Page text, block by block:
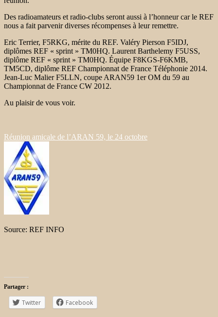
Des radioamateurs et radio-clubs seront aussi à l’honneur car le REF
nous a fait parvenir diverses récompenses à leur remettre.
Eric Terrier, F5RKG, mérite du REF. Valéry Pierson F5IDJ,
diplômes REF « sprint » TM0HQ. Laurent Barthelemy F5USS,
diplôme REF « sprint » TM0HQ. Équipe F8KGS-F6KMB,
TM5CD, diplôme REF Championnat de France Téléphonie 2014.
Jean-Luc Malier F5LLN, coupe ARAN59 1er OM du 59 au
Championnat de France CW 2012.
Au plaisir de vous voir.
Réunion amicale de l’ARAN 59, le 24 octobre
Source: REF INFO
Partager :
Twitter Facebook